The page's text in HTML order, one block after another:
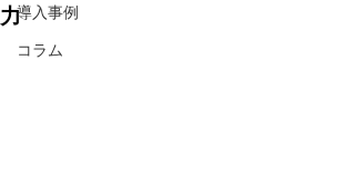
導入事例
コラム
力